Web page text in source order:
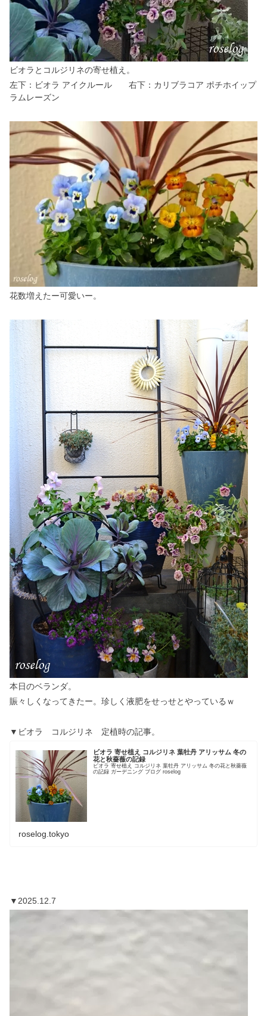
ビオラとコルジリネの寄せ植え。
左下：ビオラ アイクルール 右下：カリブラコア ポチホイップ
ラムレーズン
花数増えたー可愛いー。
本日のベランダ。
賑々しくなってきたー。珍しく液肥をせっせとやっているｗ
▼ビオラ コルジリネ 定植時の記事。
ビオラ 寄せ植え コルジリネ 葉牡丹 アリッサム 冬の
花と秋薔薇の記録
ビオラ 寄せ植え コルジリネ 葉牡丹 アリッサム 冬の花と秋薔薇
の記録 ガーデニング ブログ roselog
roselog.tokyo
▼2025.12.7